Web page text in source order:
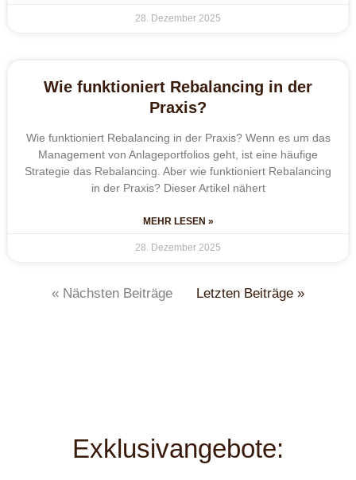
28. Dezember 2025
Wie funktioniert Rebalancing in der
Praxis?
Wie funktioniert Rebalancing in der Praxis? Wenn es um das
Management von Anlageportfolios geht, ist eine häufige
Strategie das Rebalancing. Aber wie funktioniert Rebalancing
in der Praxis? Dieser Artikel nähert
MEHR LESEN »
28. Dezember 2025
« Nächsten Beiträge Letzten Beiträge »
Exklusivangebote: